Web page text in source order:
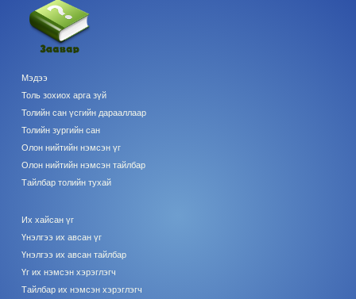
Мэдээ
Толь зохиох арга зүй
Толийн сан үсгийн дарааллаар
Толийн зургийн сан
Олон нийтийн нэмсэн үг
Олон нийтийн нэмсэн тайлбар
Тайлбар толийн тухай
Их хайсан үг
Үнэлгээ их авсан үг
Үнэлгээ их авсан тайлбар
Үг их нэмсэн хэрэглэгч
Тайлбар их нэмсэн хэрэглэгч